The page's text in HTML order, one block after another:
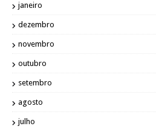
janeiro
dezembro
novembro
outubro
setembro
agosto
julho